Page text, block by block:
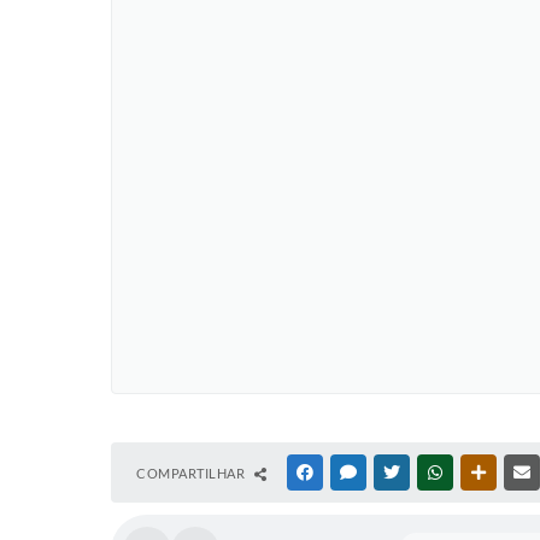
COMPARTILHAR FACEBOOKMESSENGER
TWITTERWHATSAPP